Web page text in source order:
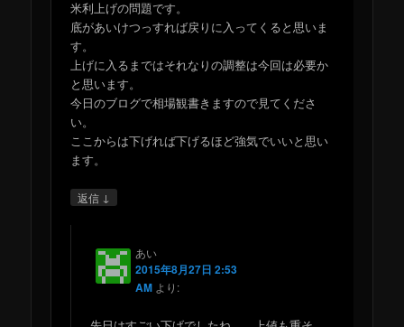
米利上げの問題です。
底があいけつっすれば戻りに入ってくると思いま
す。
上げに入るまではそれなりの調整は今回は必要か
と思います。
今日のブログで相場観書きますので見てくださ
い。
ここからは下げれば下げるほど強気でいいと思い
ます。
返信 ↓
あい
2015年8月27日 2:53
AM より: